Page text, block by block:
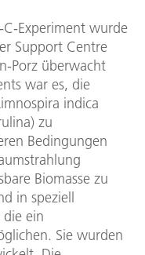
Experiment wurde
Support Centre
Porz überwacht
war es, die
indica
zu
Bedingungen
Biomasse zu
in speziell
ein
Sie wurden